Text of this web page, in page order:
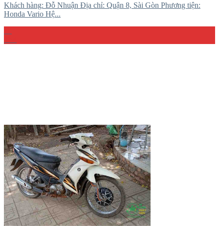
Khách hàng: Đỗ Nhuận Địa chỉ: Quận 8, Sài Gòn Phương tiện:
Honda Vario Hệ...